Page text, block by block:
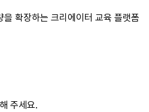
을 확장하는 크리에이터 교육 플랫폼
주세요.